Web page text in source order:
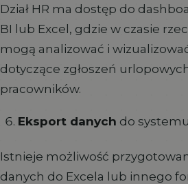
Dział HR ma dostęp do
BI lub Excel, gdzie w czasie
mogą analizować i
dotyczące zgłoszeń
pracowników.
Eksport danych do
Istnieje możliwość
danych do Excela lub innego